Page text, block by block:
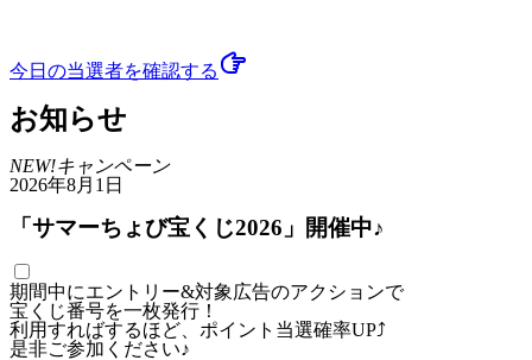
今日の当選者を確認する
お知らせ
NEW!キャンペーン
2026年8月1日
「サマーちょび宝くじ2026」開催中♪
期間中にエントリー&対象広告のアクションで
宝くじ番号を一枚発行！
利用すればするほど、ポイント当選確率UP⤴
是非ご参加ください♪